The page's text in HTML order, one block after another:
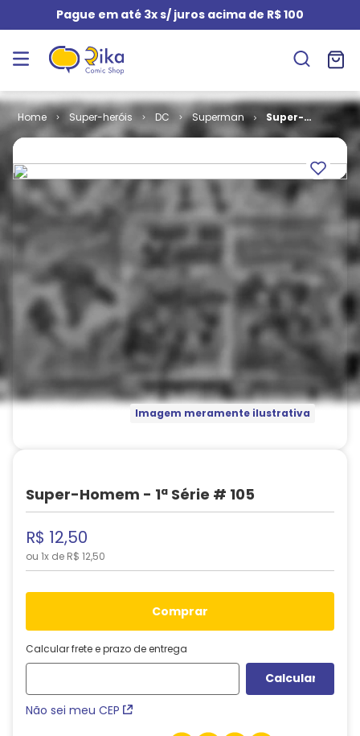
Pague em até 3x s/ juros acima de R$ 100
Super-heróis DC Superman
Super-
Homem - 1ª
Imagem meramente ilustrativa
Super-Homem - 1ª Série # 105
R$ 12,50
ou 1x de R$ 12,50
comprar
Calcular frete e prazo de entrega
Não sei meu CEP